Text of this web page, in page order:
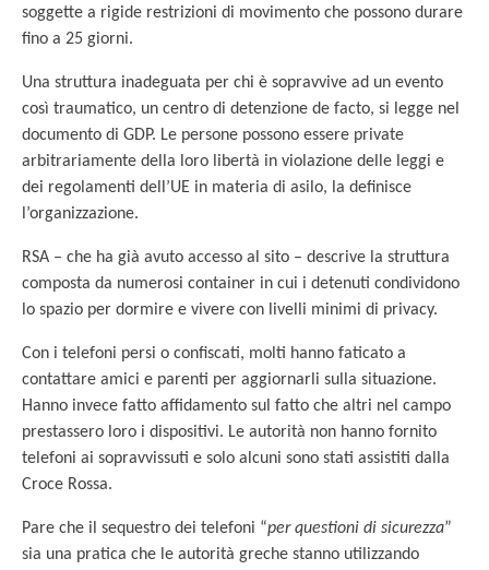
soggette a rigide restrizioni di movimento che possono durare
fino a 25 giorni.
Una struttura inadeguata per chi è sopravvive ad un evento
così traumatico, un centro di detenzione de facto, si legge nel
documento di GDP. Le persone possono essere private
arbitrariamente della loro libertà in violazione delle leggi e
dei regolamenti dell’UE in materia di asilo, la definisce
l’organizzazione.
RSA – che ha già avuto accesso al sito – descrive la struttura
composta da numerosi container in cui i detenuti condividono
lo spazio per dormire e vivere con livelli minimi di privacy.
Con i telefoni persi o confiscati, molti hanno faticato a
contattare amici e parenti per aggiornarli sulla situazione.
Hanno invece fatto affidamento sul fatto che altri nel campo
prestassero loro i dispositivi. Le autorità non hanno fornito
telefoni ai sopravvissuti e solo alcuni sono stati assistiti dalla
Croce Rossa.
Pare che il sequestro dei telefoni “per questioni di sicurezza”
sia una pratica che le autorità greche stanno utilizzando